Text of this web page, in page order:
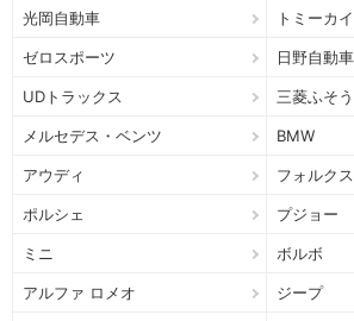
光岡自動車 トミーカ
ゼロスポーツ 日野自動車
UDトラックス 三菱ふそう
メルセデス・ベンツ BMW
アウディ フォルク
ポルシェ プジョー
ミニ ボルボ
アルファ ロメオ ジープ